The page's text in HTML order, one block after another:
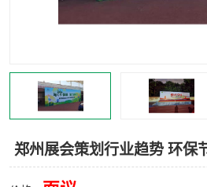
郑州展会策划行业趋势 环保
气柱拱门租赁